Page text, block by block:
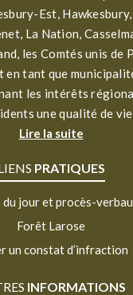
Est,
La Nation,
les Comtés unis de
en tant que
les intérêts
une qualité de
Lire la suite
PRATIQUES
du jour et procès-
Forêt Larose
un constat d’infraction
INFORMATIONS